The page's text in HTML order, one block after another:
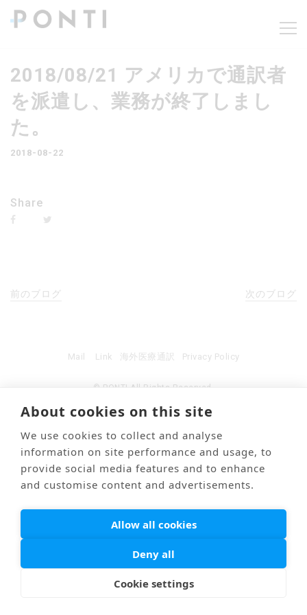
2018/08/21 アメリカで通訳者
を派遣し、業務が終了しまし
た。
2018-08-22
Share
前のブログ 次のブログ
© PONTI All Rights Reserved.
Mail Link 海外医療通訳 Privacy Policy
About cookies on this site
We use cookies to collect and analyse
information on site performance and usage, to
provide social media features and to enhance
and customise content and advertisements.
Allow all cookies
Deny all
Cookie settings